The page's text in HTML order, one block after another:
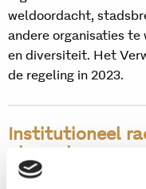
weldoordacht,
andere organisaties
en diversiteit. Het
de regeling in 2023.
Institutioneel
als werkgever
Gepost op oktober 30,